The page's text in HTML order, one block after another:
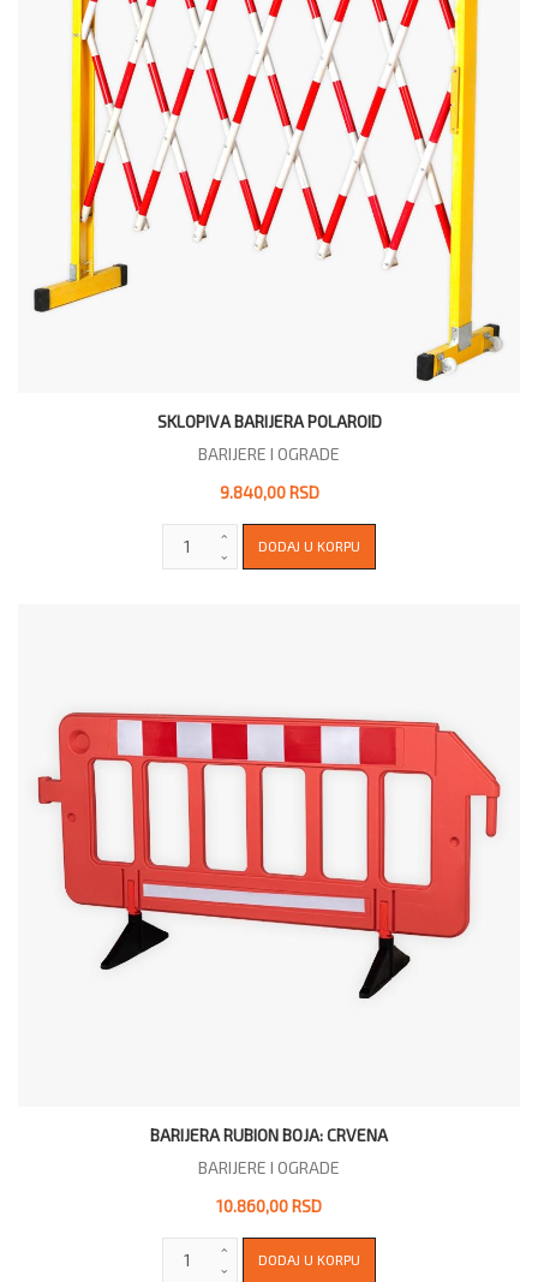
SKLOPIVA BARIJERA POLAROID
BARIJERE I OGRADE
9.840,00 RSD
BARIJERA RUBION BOJA: CRVENA
BARIJERE I OGRADE
10.860,00 RSD